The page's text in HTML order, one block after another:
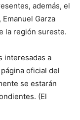
además, el
Garza
la región sureste.
interesadas a
oficial del
se estarán
(El